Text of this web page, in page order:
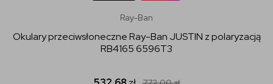
Ray-Ban
Okulary przeciwsłoneczne Ray-Ban JUSTIN z polaryzacją
RB4165 6596T3